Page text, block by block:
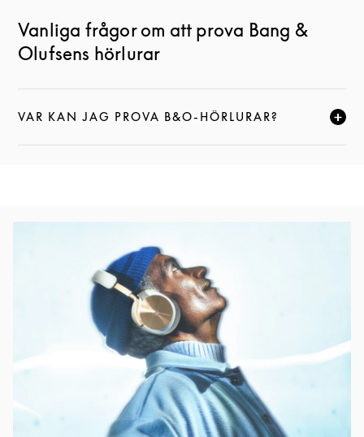
Vanliga frågor om att prova Bang &
Olufsens hörlurar
VAR KAN JAG PROVA B&O-HÖRLURAR?
KLICKA FÖR ATT EXPANDERA DEN HÄR